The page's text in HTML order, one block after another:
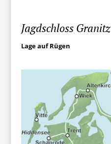
Jagdschloss Granitz
Lage auf Rügen